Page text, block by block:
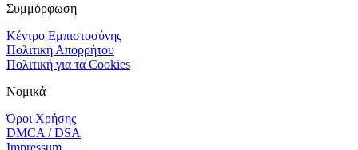
Συμμόρφωση
Κέντρο Εμπιστοσύνης
Πολιτική Απορρήτου
Πολιτική για τα Cookies
Νομικά
Όροι Χρήσης
DMCA / DSA
Impressum